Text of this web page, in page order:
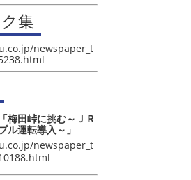
集
newspaper_t
田峠に挑む～ＪＲ
運転導入～」
newspaper_t